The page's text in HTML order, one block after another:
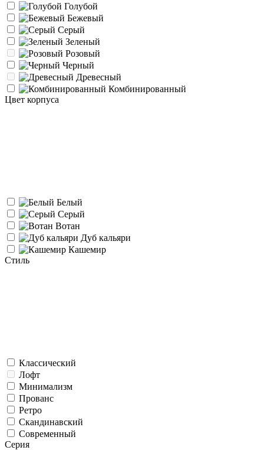
Голубой
Бежевый
Серый
Зеленый
Розовый
Черный
Древесный
Комбинированный
Цвет корпуса
Белый
Серый
Вотан
Дуб кальяри
Кашемир
Стиль
Классический
Лофт
Минимализм
Прованс
Ретро
Скандинавский
Современный
Серия